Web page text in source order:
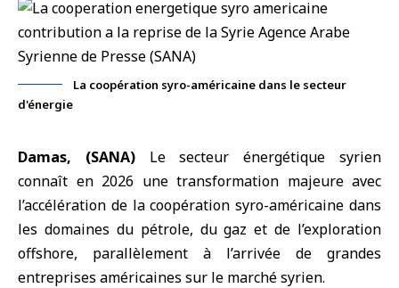
La coopération syro-américaine dans le secteur
d'énergie
Damas, (SANA)Lesecteur énergétique syrien
connaît en 2026 une transformation majeure avec
l’accélération de lacoopération syro-américaine dans
les domaines du pétrole, dugazet de l’exploration
offshore, parallèlement à l’arrivée de grandes
entreprises américaines sur le marché syrien.